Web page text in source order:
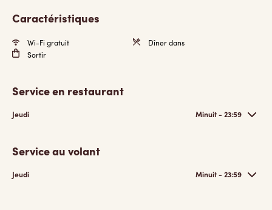
Caractéristiques
Wi-Fi gratuit
Dîner dans
Sortir
Service en restaurant
Jeudi Minuit - 23:59
Service au volant
Jeudi Minuit - 23:59